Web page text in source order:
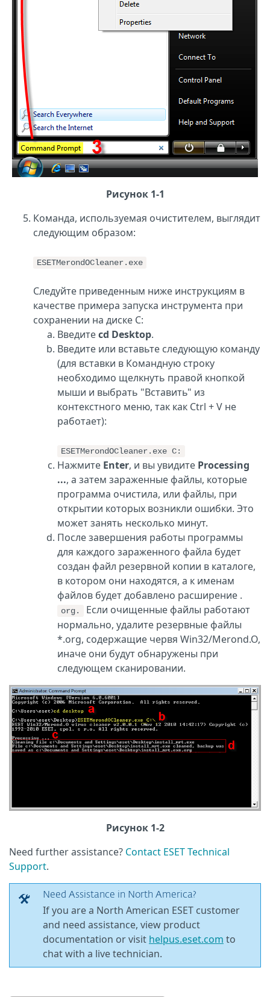
Рисунок 1-1
Команда, используемая очистителем, выглядит
следующим образом:
ESETMerondOCleaner.exe
Следуйте приведенным ниже инструкциям в
качестве примера запуска инструмента при
сохранении на диске C:
Введитеcd Desktop.
Введите или вставьте следующую команду
(для вставки в Командную строку
необходимо щелкнуть правой кнопкой
мыши и выбрать "Вставить" из
контекстного меню, так как Ctrl + V не
работает):
ESETMerondOCleaner.exe C:
Нажмите Enter, и вы увидите Processing
..., а затем зараженные файлы, которые
программа очистила, или файлы, при
открытии которых возникли ошибки. Это
может занять несколько минут.
После завершения работы программы
для каждого зараженного файла будет
создан файл резервной копии в каталоге,
в котором они находятся, а к именам
файлов будет добавлено расширение .
org.
Если очищенные файлы работают
нормально, удалите резервные файлы
*.org, содержащие червя Win32/Merond.O,
иначе они будут обнаружены при
следующем сканировании.
Рисунок 1-2
Need further assistance? Contact ESET Technical
Support.
Need Assistance in North America?
If you are a North American ESET customer
and need assistance, view product
documentation or visit helpus.eset.com to
chat with a live technician.